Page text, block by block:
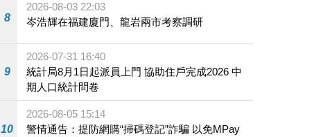
8
2026-08-03 22:03
岑浩輝在福建廈門、龍岩兩市考察調研
9
2026-07-31 16:40
統計局8月1日起派員上門 協助住戶完成2026 中
期人口統計問卷
10
2026-08-05 15:14
警情通告：提防網購“掃碼登記”詐騙 以免MPay